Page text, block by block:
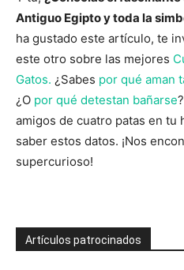
Antiguo Egipto y toda la
ha gustado este artículo, te
este otro sobre las mejores
Gatos. ¿Sabes por qué aman
¿O por qué detestan bañarse
amigos de cuatro patas en tu
saber estos datos. ¡Nos
supercurioso!
Artículos patrocinados